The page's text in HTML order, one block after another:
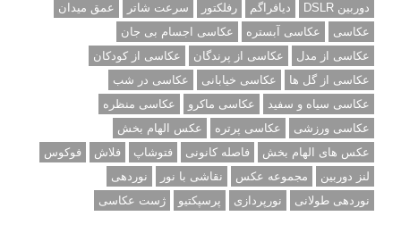
دوربین DSLR
دیافراگم رفلکتور سرعت شاتر
عمق میدان
عکاسی
عکاسی آبستره
عکاسی اجسام بی جان
عکاسی از مدل
عکاسی از پرندگان
عکاسی از کودکان
عکاسی از گل ها
عکاسی خیابانی
عکاسی در شب
عکاسی سیاه و سفید
عکاسی ماکرو
عکاسی منظره
عکاسی ورزشی
عکاسی پرتره
عکس الهام بخش
عکس های الهام بخش
فاصله کانونی فتوشاپ فلاش
فوکوس
لنز دوربین
مجموعه عکس نقاشی با نور
نوردهی
نوردهی طولانی
نورپردازی پرسپکتیو ژست عکاسی